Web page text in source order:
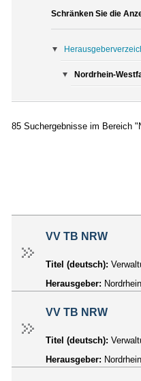
Schränken Sie die
Nordrhein-
85 Suchergebnisse im Bereich
VV TB NRW
Titel (deutsch):
Herausgeber:
VV TB NRW
Titel (deutsch):
Herausgeber: